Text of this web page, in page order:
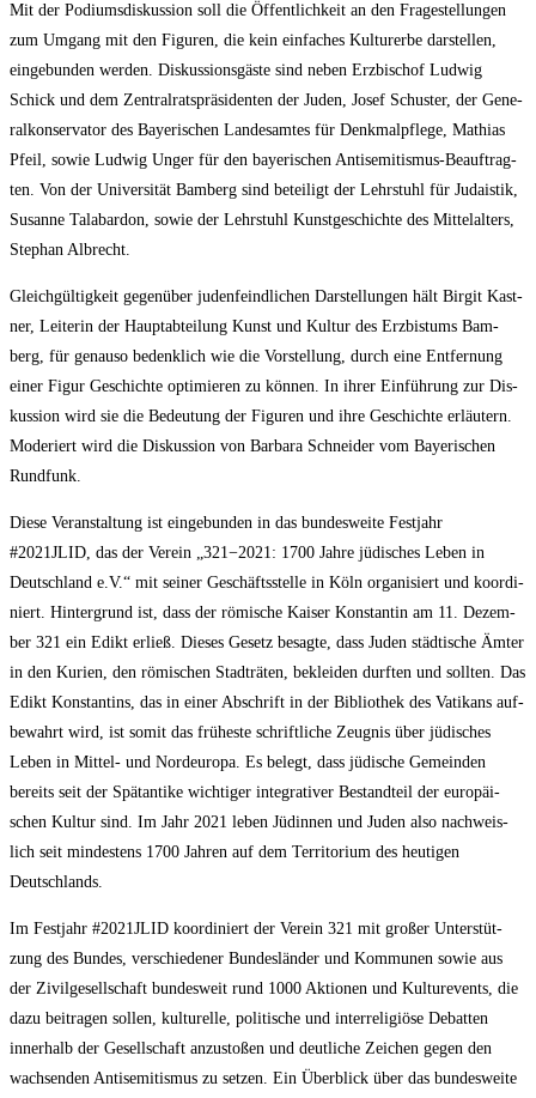
Mit der Podi­ums­dis­kus­si­on soll die Öffent­lich­keit an den Fra­ge­stel­lun­gen
zum Umgang mit den Figu­ren, die kein ein­fa­ches Kul­tur­er­be dar­stel­len,
ein­ge­bun­den wer­den. Dis­kus­si­ons­gäs­te sind neben Erz­bi­schof Lud­wig
Schick und dem Zen­tral­rats­prä­si­den­ten der Juden, Josef Schus­ter, der Gene­
ral­kon­ser­va­tor des Baye­ri­schen Lan­des­am­tes für Denk­mal­pfle­ge, Mathi­as
Pfeil, sowie Lud­wig Unger für den baye­ri­schen Anti­se­mi­tis­mus-Beauf­trag­
ten. Von der Uni­ver­si­tät Bam­berg sind betei­ligt der Lehr­stuhl für Juda­is­tik,
Susan­ne Tal­abar­don, sowie der Lehr­stuhl Kunst­ge­schich­te des Mit­tel­al­ters,
Ste­phan Albrecht.
Gleich­gül­tig­keit gegen­über juden­feind­li­chen Dar­stel­lun­gen hält Bir­git Kast­
ner, Lei­te­rin der Haupt­ab­tei­lung Kunst und Kul­tur des Erz­bis­tums Bam­
berg, für genau­so bedenk­lich wie die Vor­stel­lung, durch eine Ent­fer­nung
einer Figur Geschich­te opti­mie­ren zu kön­nen. In ihrer Ein­füh­rung zur Dis­
kus­si­on wird sie die Bedeu­tung der Figu­ren und ihre Geschich­te erläu­tern.
Mode­riert wird die Dis­kus­si­on von Bar­ba­ra Schnei­der vom Baye­ri­schen
Rundfunk.
Die­se Ver­an­stal­tung ist ein­ge­bun­den in das bun­des­wei­te Fest­jahr
#2021JLID, das der Ver­ein „321−2021: 1700 Jah­re jüdi­sches Leben in
Deutsch­land e.V.“ mit sei­ner Geschäfts­stel­le in Köln orga­ni­siert und koor­di­
niert. Hin­ter­grund ist, dass der römi­sche Kai­ser Kon­stan­tin am 11. Dezem­
ber 321 ein Edikt erließ. Die­ses Gesetz besag­te, dass Juden städ­ti­sche Ämter
in den Kuri­en, den römi­schen Stadt­rä­ten, beklei­den durf­ten und soll­ten. Das
Edikt Kon­stan­tins, das in einer Abschrift in der Biblio­thek des Vati­kans auf­
be­wahrt wird, ist somit das frü­hes­te schrift­li­che Zeug­nis über jüdi­sches
Leben in Mit­tel- und Nord­eu­ro­pa. Es belegt, dass jüdi­sche Gemein­den
bereits seit der Spät­an­ti­ke wich­ti­ger inte­gra­ti­ver Bestand­teil der euro­päi­
schen Kul­tur sind. Im Jahr 2021 leben Jüdin­nen und Juden also nach­weis­
lich seit min­des­tens 1700 Jah­ren auf dem Ter­ri­to­ri­um des heu­ti­gen
Deutschlands.
Im Fest­jahr #2021JLID koor­di­niert der Ver­ein 321 mit gro­ßer Unter­stüt­
zung des Bun­des, ver­schie­de­ner Bun­des­län­der und Kom­mu­nen sowie aus
der Zivil­ge­sell­schaft bun­des­weit rund 1000 Aktio­nen und Kul­tur­events, die
dazu bei­tra­gen sol­len, kul­tu­rel­le, poli­ti­sche und inter­re­li­giö­se Debat­ten
inner­halb der Gesell­schaft anzu­sto­ßen und deut­li­che Zei­chen gegen den
wach­sen­den Anti­se­mi­tis­mus zu set­zen. Ein Über­blick über das bun­des­wei­te